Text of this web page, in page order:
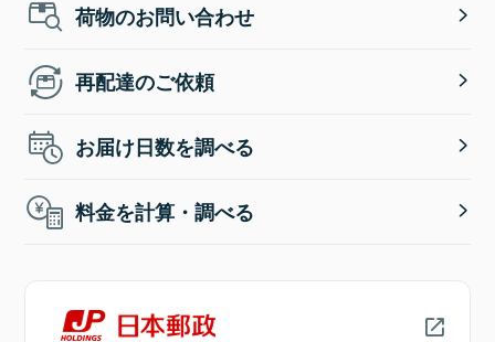
荷物のお問い合わせ
再配達のご依頼
お届け日数を調べる
料金を計算・調べる